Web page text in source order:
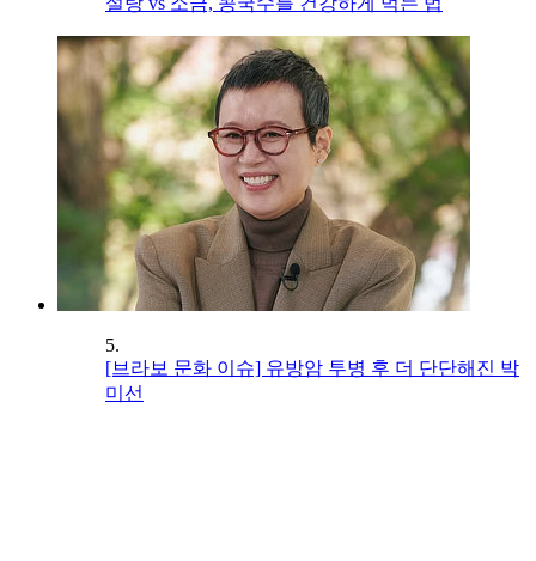
5.
[브라보 문화 이슈] 유방암 투병 후 더 단단해진 박
미선